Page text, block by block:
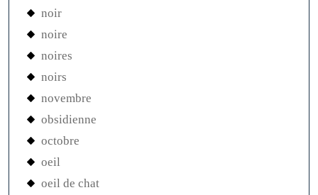
noir
noire
noires
noirs
novembre
obsidienne
octobre
oeil
oeil de chat